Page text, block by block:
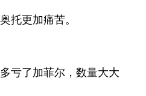
托更加痛苦。
亏了加菲尔，数量大大